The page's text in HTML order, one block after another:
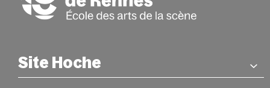
Site Hoche